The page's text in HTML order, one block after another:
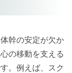
幹の安定が欠か
の移動を支える
。例えば、スク